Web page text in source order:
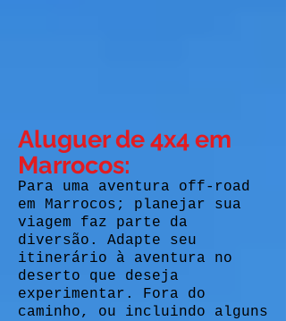
Aluguer de 4x4 em
Marrocos:
Para uma aventura off-road
em Marrocos; planejar sua
viagem faz parte da
diversão. Adapte seu
itinerário à aventura no
deserto que deseja
experimentar. Fora do
caminho, ou incluindo alguns